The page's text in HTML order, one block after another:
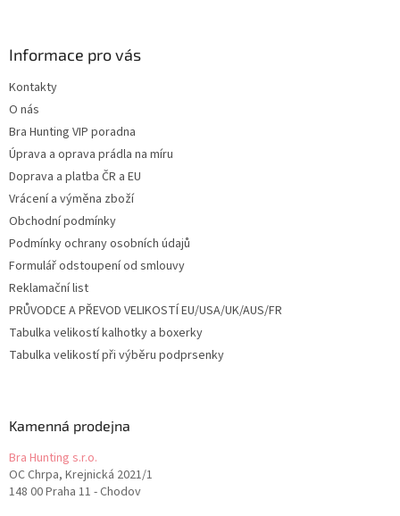
Informace pro vás
Kontakty
O nás
Bra Hunting VIP poradna
Úprava a oprava prádla na míru
Doprava a platba ČR a EU
Vrácení a výměna zboží
Obchodní podmínky
Podmínky ochrany osobních údajů
Formulář odstoupení od smlouvy
Reklamační list
PRŮVODCE A PŘEVOD VELIKOSTÍ EU/USA/UK/AUS/FR
Tabulka velikostí kalhotky a boxerky
Tabulka velikostí při výběru podprsenky
Kamenná prodejna
Bra Hunting s.r.o.
OC Chrpa, Krejnická 2021/1
148 00 Praha 11 - Chodov